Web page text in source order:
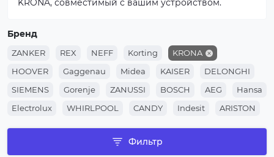
KRONA, совместимый с вашим устройством.
Бренд
ZANKER REX NEFF Korting
KRONA
HOOVER
Gaggenau Midea KAISER
DELONGHI
SIEMENS
Gorenje ZANUSSI BOSCH AEG
Hansa
Electrolux
WHIRLPOOL CANDY Indesit ARISTON
Фильтр